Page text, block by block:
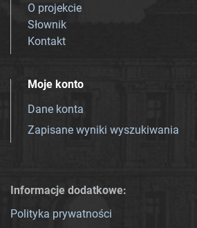
O projekcie
Słownik
Kontakt
Moje konto
Dane konta
Zapisane wyniki wyszukiwania
Informacje dodatkowe:
Polityka prywatności